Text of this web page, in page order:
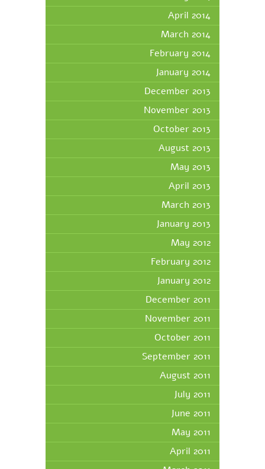
April 2014
March 2014
February 2014
January 2014
December 2013
November 2013
October 2013
August 2013
May 2013
April 2013
March 2013
January 2013
May 2012
February 2012
January 2012
December 2011
November 2011
October 2011
September 2011
August 2011
July 2011
June 2011
May 2011
April 2011